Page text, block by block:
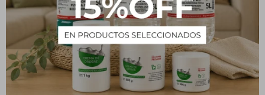
Modo de uso
Aplicar una pequeña porción de gel sobre el material a
encender. Acercar con precaución un fósforo encendido o
encendedor para iniciar la llama.